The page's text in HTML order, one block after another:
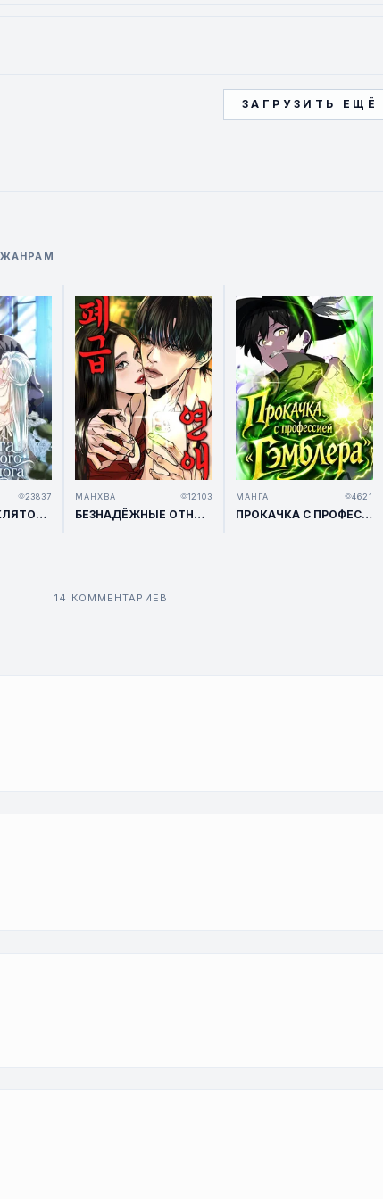
ЗАГРУЗИТЬ ЕЩЁ
23837
НЕВЕСТА ПРОКЛЯТОГО ЭРЦГЕРЦОГА
МАНХВА 12103
БЕЗНАДЁЖНЫЕ ОТНОШЕНИЯ / HOPELESS ROMANCE
МАНГА 4621
ПРОКАЧКА С ПРОФЕССИЕЙ "ГЭМБЛЕРА"
14 КОММЕНТАРИЕВ